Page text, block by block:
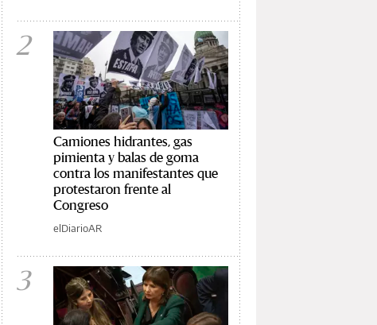
2
Camiones hidrantes, gas
pimienta y balas de goma
contra los manifestantes que
protestaron frente al
Congreso
elDiarioAR
3